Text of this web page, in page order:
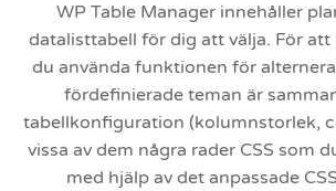
WP Table Manager innehåller
datalisttabell för dig att välja. För att
du använda funktionen för
fördefinierade teman är
tabellkonfiguration (kolumnstorlek,
vissa av dem några rader CSS som
med hjälp av det anpassade